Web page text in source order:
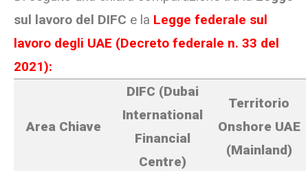
sul lavoro del DIFC e la Legge federale sul
lavoro degli UAE (Decreto federale n. 33 del
2021):
Area Chiave
DIFC (Dubai
International
Financial
Centre)
Territorio
Onshore UAE
(Mainland)